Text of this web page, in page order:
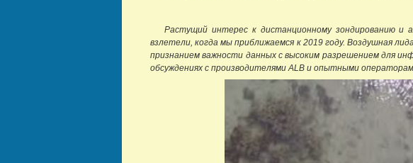
Растущий интерес к дистанционному зондированию и
взлетели, когда мы приближаемся к 2019 году. Воздушная
признанием важности данных с высоким разрешением для
обсуждениях с производителями ALB и опытными